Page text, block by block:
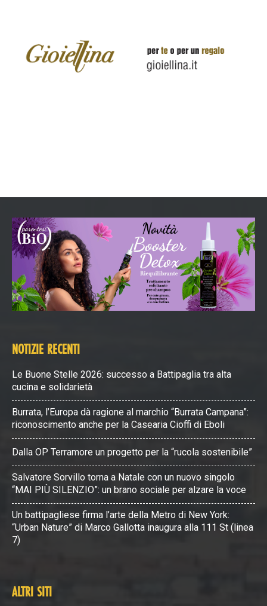
NOTIZIE RECENTI
Le Buone Stelle 2026: successo a Battipaglia tra alta
cucina e solidarietà
Burrata, l’Europa dà ragione al marchio “Burrata Campana”:
riconoscimento anche per la Casearia Cioffi di Eboli
Dalla OP Terramore un progetto per la “rucola sostenibile”
Salvatore Sorvillo torna a Natale con un nuovo singolo
“MAI PIÙ SILENZIO”: un brano sociale per alzare la voce
Un battipagliese firma l’arte della Metro di New York:
“Urban Nature” di Marco Gallotta inaugura alla 111 St (linea
7)
ALTRI SITI